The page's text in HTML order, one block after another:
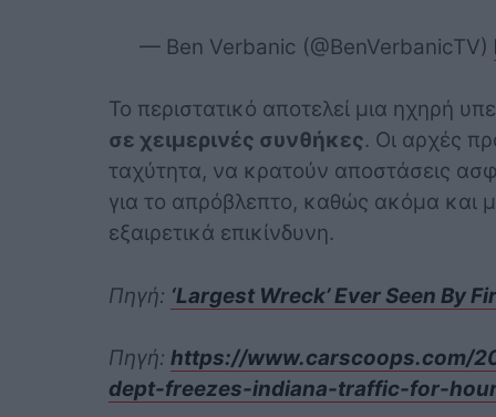
— Ben Verbanic (@BenVerbanicTV)
Το περιστατικό αποτελεί μια ηχηρή
σε χειμερινές συνθήκες. Οι αρχές
ταχύτητα, να κρατούν αποστάσεις
για το απρόβλεπτο, καθώς ακόμα και
εξαιρετικά επικίνδυνη.
Πηγή: ‘Largest Wreck’ Ever Seen By
Πηγή: https://www.carscoops.com/
dept-freezes-indiana-traffic-for-